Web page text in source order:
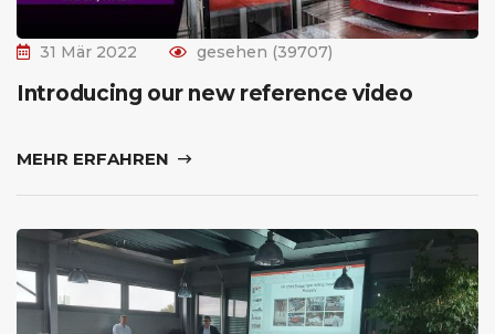
31 Mär 2022 gesehen (39707)
Introducing our new reference video
MEHR ERFAHREN